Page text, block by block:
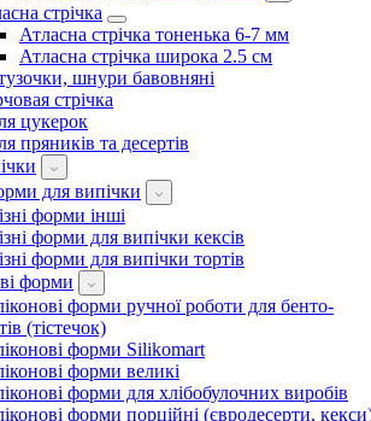
стрічка
Атласна стрічка тоненька 6-7 мм
Атласна стрічка широка 2.5 см
шнури бавовняні
стрічка
цукерок
пряників та десертів
для випічки
форми інші
форми для випічки кексів
форми для випічки тортів
форми
форми ручної роботи для бенто-
(тістечок)
форми Silikomart
форми великі
форми для хлібобулочних виробів
форми порційні (євродесерти,